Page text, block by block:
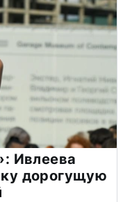
Ивлеева
дорогущую